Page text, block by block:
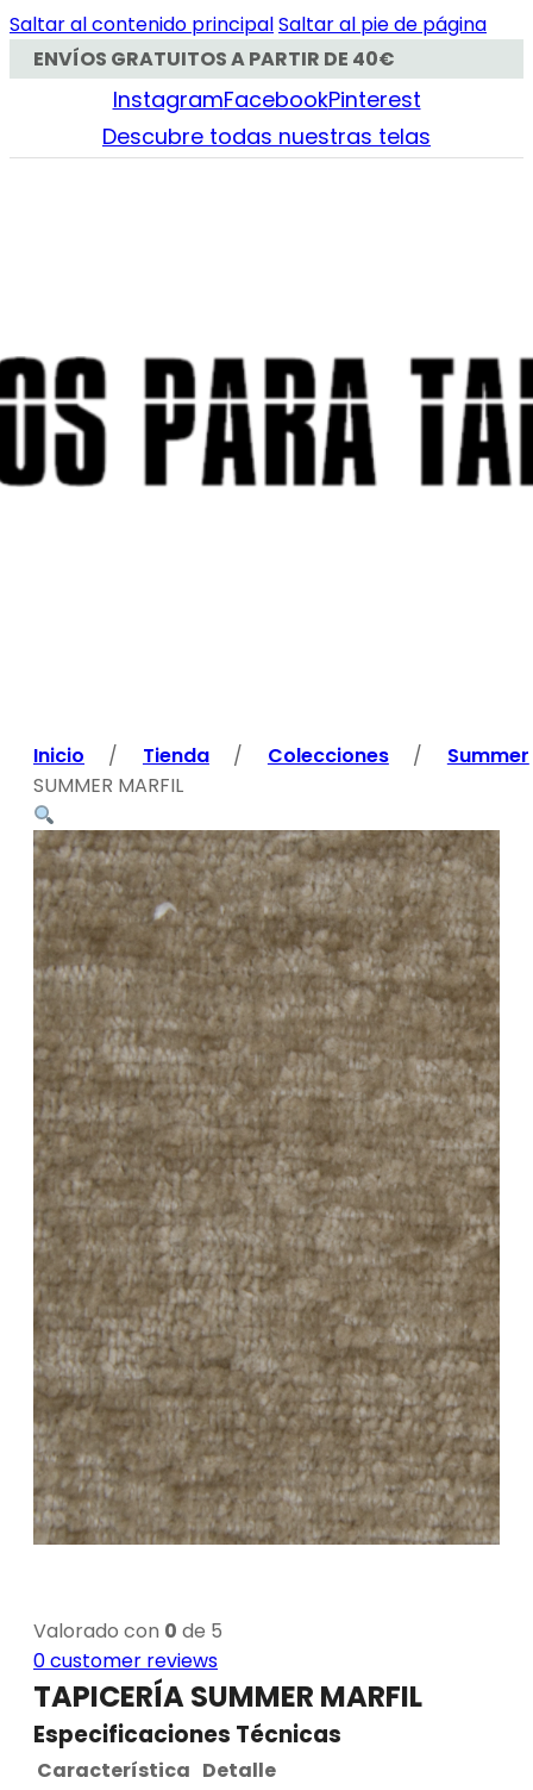
Saltar al contenido principalSaltar al pie de página
ENVÍOS GRATUITOS A PARTIR DE 40€
InstagramFacebookPinterest
Descubre todas nuestras telas
Inicio / Tienda / Colecciones /
Summer
SUMMER MARFIL
Valorado con 0 de 5
0customer reviews
TAPICERÍA SUMMER MARFIL
Especificaciones Técnicas
Característica Detalle